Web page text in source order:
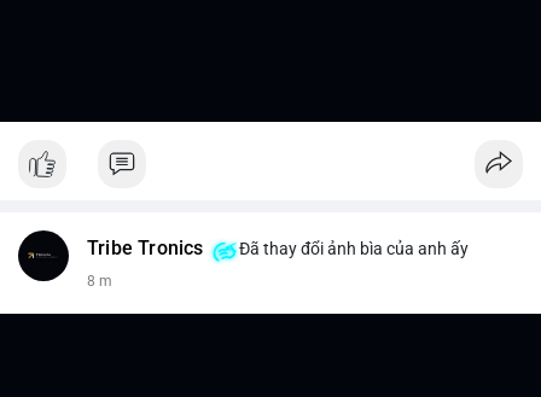
Tribe Tronics Đã thay đổi ảnh bìa của anh ấy
8 m